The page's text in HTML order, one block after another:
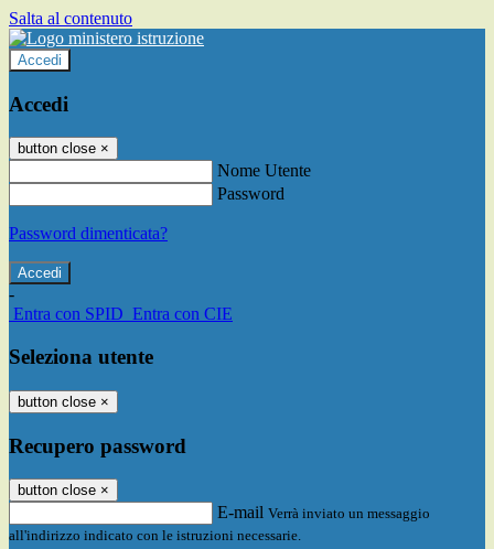
Salta al contenuto
Accedi
Accedi
button close ×
Nome Utente
Password
Password dimenticata?
-
Entra con SPID Entra con CIE
Seleziona utente
button close ×
Recupero password
button close ×
E-mail Verrà inviato un messaggio
all'indirizzo indicato con le istruzioni necessarie.